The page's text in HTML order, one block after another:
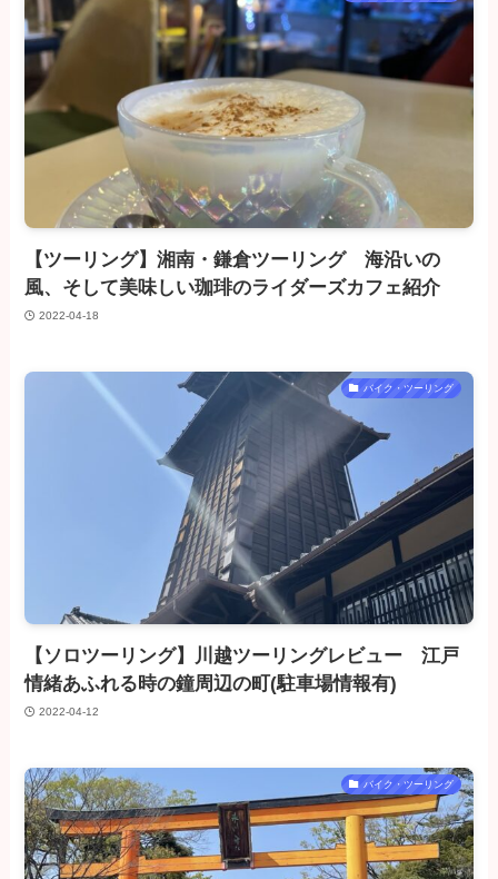
【ツーリング】湘南・鎌倉ツーリング 海沿いの
風、そして美味しい珈琲のライダーズカフェ紹介
2022-04-18
バイク・ツーリング
【ソロツーリング】川越ツーリングレビュー 江戸
情緒あふれる時の鐘周辺の町(駐車場情報有)
2022-04-12
バイク・ツーリング